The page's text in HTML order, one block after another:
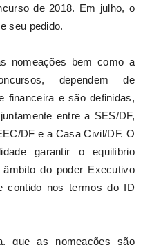
de 2018. Em julho, o
seu pedido.
nomeações bem como a
dependem de
financeira e são definidas,
entre a SES/DF,
DF e a Casa Civil/DF. O
garantir o equilíbrio
do poder Executivo
contido nos termos do ID
que as nomeações são